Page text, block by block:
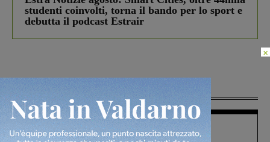
studenti coinvolti, torna il bando per lo sport e
debutta il podcast Estrair
Figline Incisa Valdarno 1 Agosto 2026
×